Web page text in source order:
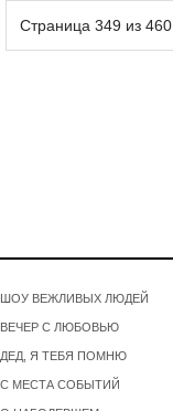
Страница 349 из 460
ШОУ ВЕЖЛИВЫХ ЛЮДЕЙ
ВЕЧЕР С ЛЮБОВЬЮ
ДЕД, Я ТЕБЯ ПОМНЮ
С МЕСТА СОБЫТИЙ